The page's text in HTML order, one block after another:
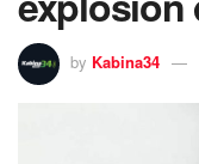
by Kabina34